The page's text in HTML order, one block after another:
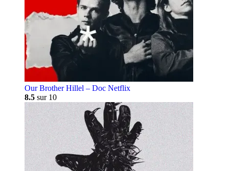
Our Brother Hillel – Doc Netflix
8.5 sur 10